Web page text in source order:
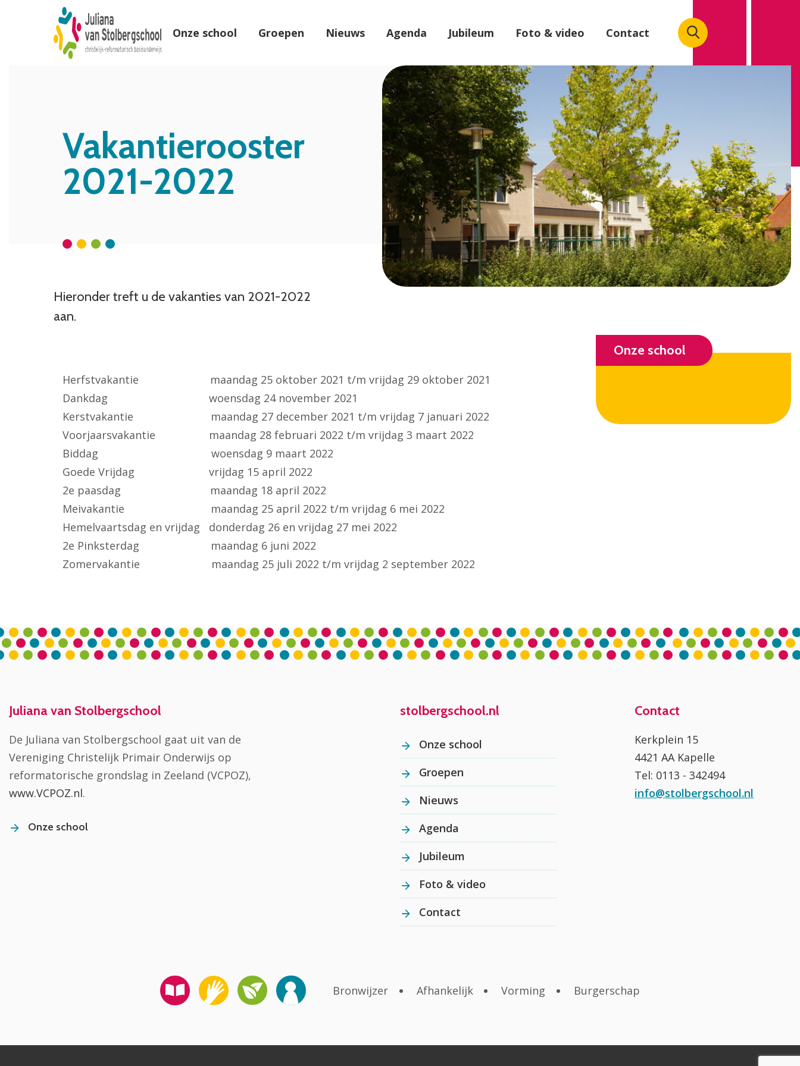
Onze school Groepen Nieuws Agenda Jubileum Foto & video Contact
Vakantierooster
2021-2022
Hieronder treft u de vakanties van 2021-2022
aan.
Herfstvakantie maandag 25 oktober 2021 t/m vrijdag 29 oktober 2021
Dankdag woensdag 24 november 2021
Kerstvakantie maandag 27 december 2021 t/m vrijdag 7 januari 2022
Voorjaarsvakantie maandag 28 februari 2022 t/m vrijdag 3 maart 2022
Biddag woensdag 9 maart 2022
Goede Vrijdag vrijdag 15 april 2022
2e paasdag maandag 18 april 2022
Meivakantie maandag 25 april 2022 t/m vrijdag 6 mei 2022
Hemelvaartsdag en vrijdag donderdag 26 en vrijdag 27 mei 2022
2e Pinksterdag maandag 6 juni 2022
Zomervakantie maandag 25 juli 2022 t/m vrijdag 2 september 2022
Onze school
Juliana van Stolbergschool
De Juliana van Stolbergschool gaat uit van de
Vereniging Christelijk Primair Onderwijs op
reformatorische grondslag in Zeeland (VCPOZ),
www.VCPOZ.nl.
Onze school
stolbergschool.nl
Onze school
Groepen
Nieuws
Agenda
Jubileum
Foto & video
Contact
Contact
Kerkplein 15
4421 AA Kapelle
Tel: 0113 - 342494
info@stolbergschool.nl
Bronwijzer Afhankelijk Vorming Burgerschap